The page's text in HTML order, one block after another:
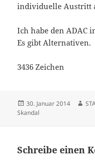
individuelle Austritt
Ich habe den ADAC
Es gibt Alternativen.
3436 Zeichen
Veröffentlicht
am
30. Januar 2014
Skandal
Schreibe einen